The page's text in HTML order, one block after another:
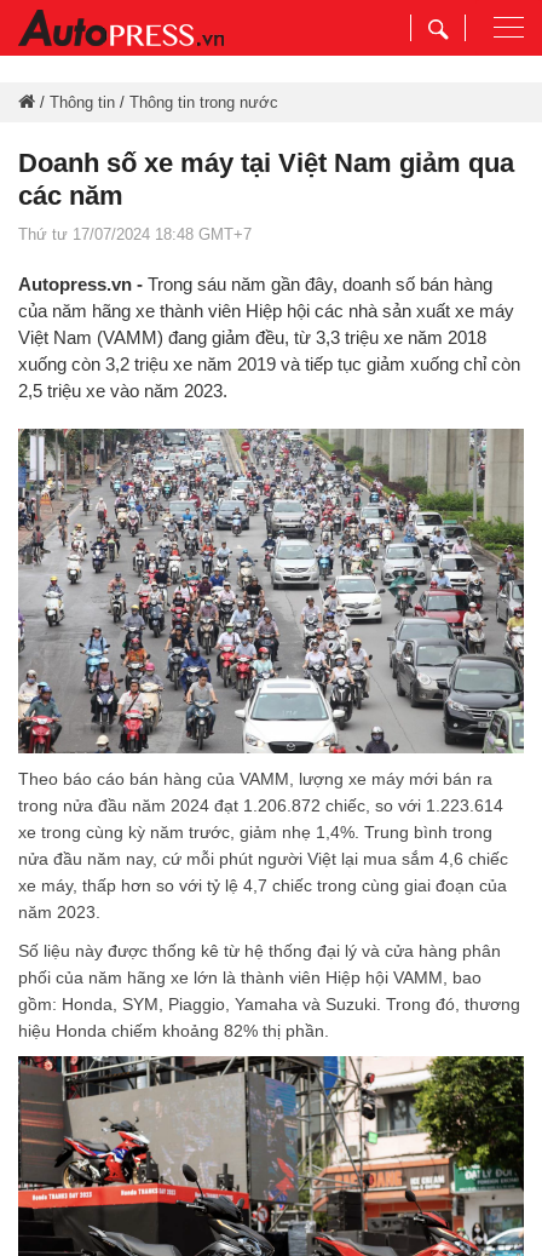
/ Thông tin / Thông tin trong nước
Doanh số xe máy tại Việt Nam giảm qua
các năm
Thứ tư 17/07/2024 18:48 GMT+7
Autopress.vn - Trong sáu năm gần đây, doanh số bán hàng
của năm hãng xe thành viên Hiệp hội các nhà sản xuất xe máy
Việt Nam (VAMM) đang giảm đều, từ 3,3 triệu xe năm 2018
xuống còn 3,2 triệu xe năm 2019 và tiếp tục giảm xuống chỉ còn
2,5 triệu xe vào năm 2023.
Theo báo cáo bán hàng của VAMM, lượng xe máy mới bán ra
trong nửa đầu năm 2024 đạt 1.206.872 chiếc, so với 1.223.614
xe trong cùng kỳ năm trước, giảm nhẹ 1,4%. Trung bình trong
nửa đầu năm nay, cứ mỗi phút người Việt lại mua sắm 4,6 chiếc
xe máy, thấp hơn so với tỷ lệ 4,7 chiếc trong cùng giai đoạn của
năm 2023.
Số liệu này được thống kê từ hệ thống đại lý và cửa hàng phân
phối của năm hãng xe lớn là thành viên Hiệp hội VAMM, bao
gồm: Honda, SYM, Piaggio, Yamaha và Suzuki. Trong đó, thương
hiệu Honda chiếm khoảng 82% thị phần.